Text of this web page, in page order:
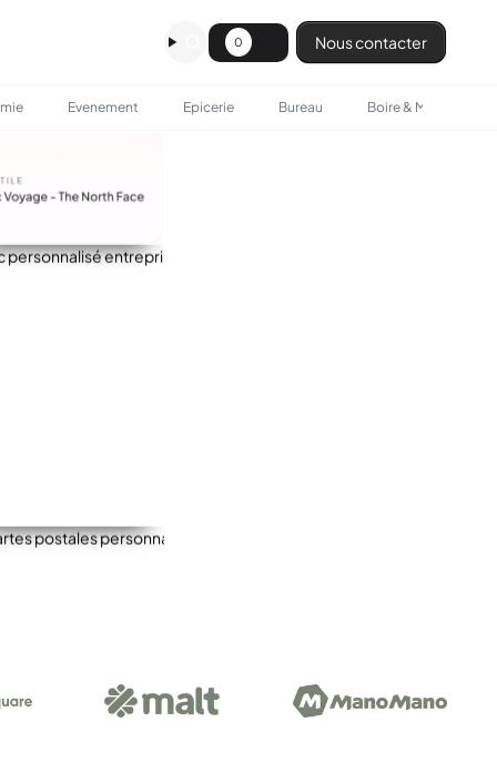
0 Nous contacter
Evenement Epicerie Bureau Boire & Manger